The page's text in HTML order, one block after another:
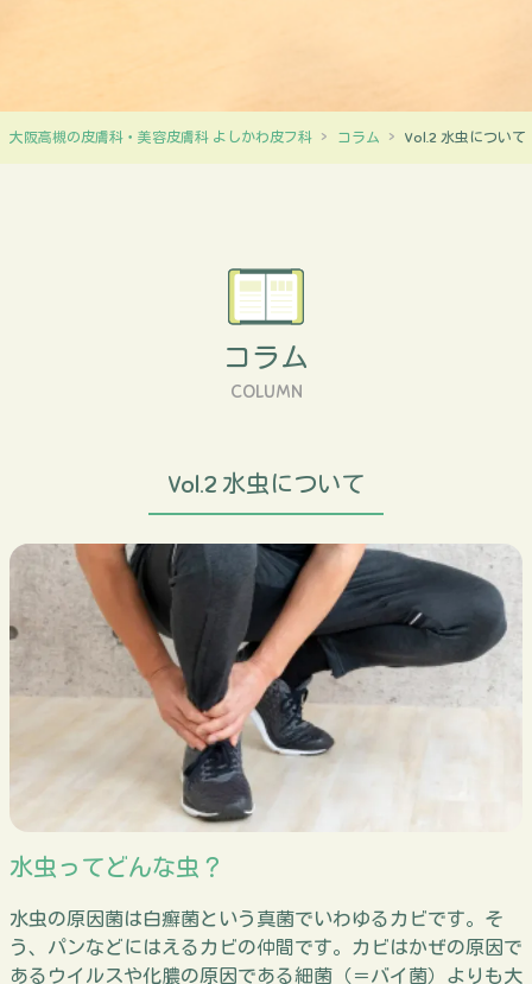
大阪高槻の皮膚科・美容皮膚科 よしかわ皮フ科 コラム Vol.2 水虫について
コラム
Vol.2 水虫について
水虫ってどんな虫？
水虫の原因菌は白癬菌という真菌でいわゆるカビです。そ
う、パンなどにはえるカビの仲間です。カビはかぜの原因で
あるウイルスや化膿の原因である細菌（＝バイ菌）よりも大